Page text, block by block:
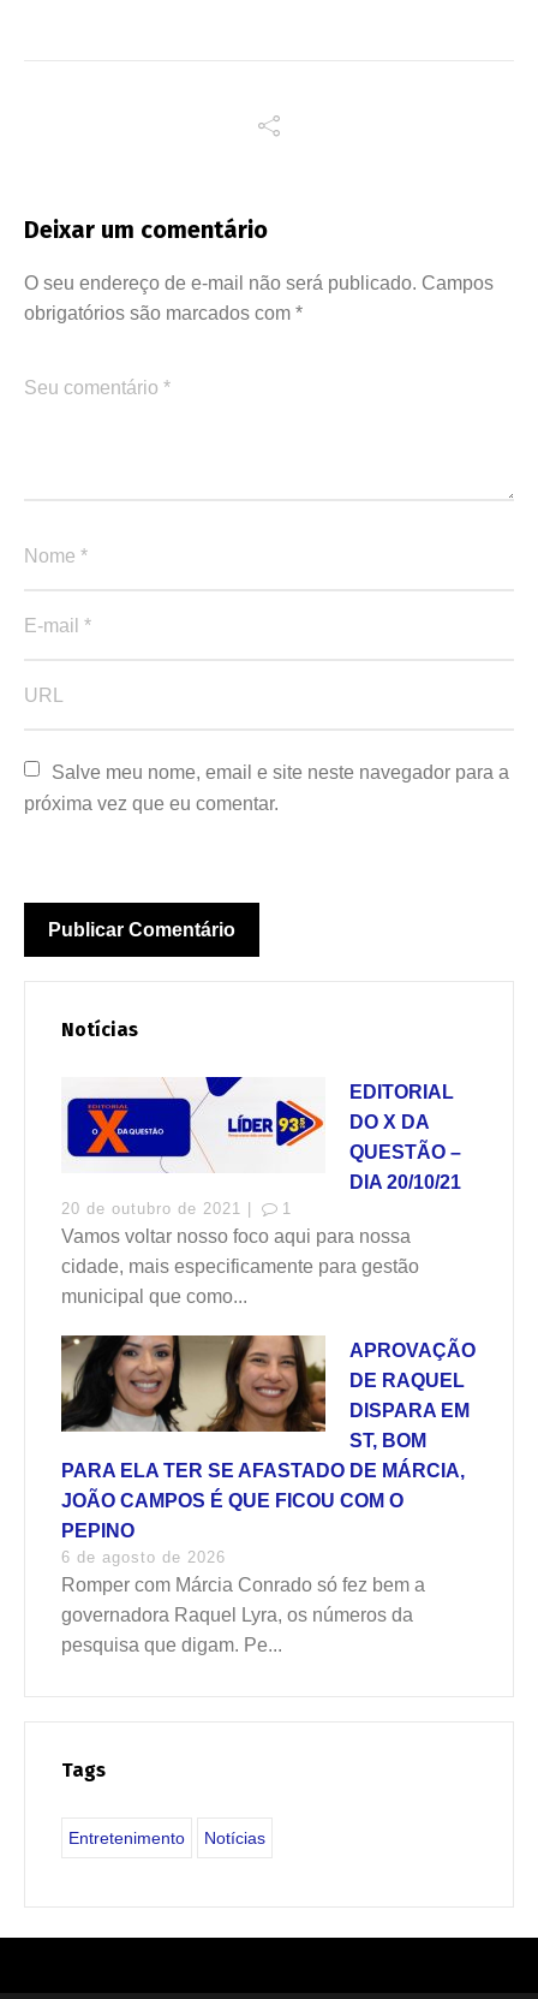
Deixar um comentário
O seu endereço de e-mail não será publicado. Campos
obrigatórios são marcados com *
Salve meu nome, email e site neste navegador para a
próxima vez que eu comentar.
Notícias
EDITORIAL
DO X DA
QUESTÃO –
DIA 20/10/21
20 de outubro de 2021 | 1
Vamos voltar nosso foco aqui para nossa
cidade, mais especificamente para gestão
municipal que como...
APROVAÇÃO
DE RAQUEL
DISPARA EM
ST, BOM
PARA ELA TER SE AFASTADO DE MÁRCIA,
JOÃO CAMPOS É QUE FICOU COM O
PEPINO
6 de agosto de 2026
Romper com Márcia Conrado só fez bem a
governadora Raquel Lyra, os números da
pesquisa que digam. Pe...
Tags
Entretenimento Notícias